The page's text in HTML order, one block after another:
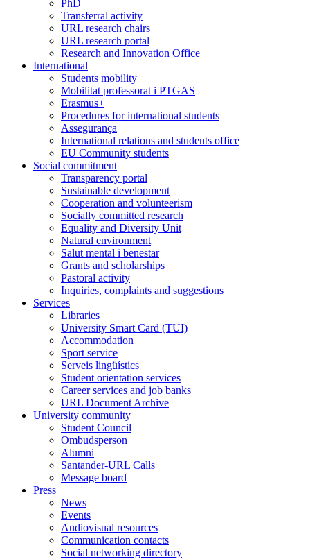
PhD
Transferral activity
URL research chairs
URL research portal
Research and Innovation Office
International
Students mobility
Mobilitat professorat i PTGAS
Erasmus+
Procedures for international students
Assegurança
International relations and students office
EU Community students
Social commitment
Transparency portal
Sustainable development
Cooperation and volunteerism
Socially committed research
Equality and Diversity Unit
Natural environment
Salut mental i benestar
Grants and scholarships
Pastoral activity
Inquiries, complaints and suggestions
Services
Libraries
University Smart Card (TUI)
Accommodation
Sport service
Serveis lingüístics
Student orientation services
Career services and job banks
URL Document Archive
University community
Student Council
Ombudsperson
Alumni
Santander-URL Calls
Message board
Press
News
Events
Audiovisual resources
Communication contacts
Social networking directory